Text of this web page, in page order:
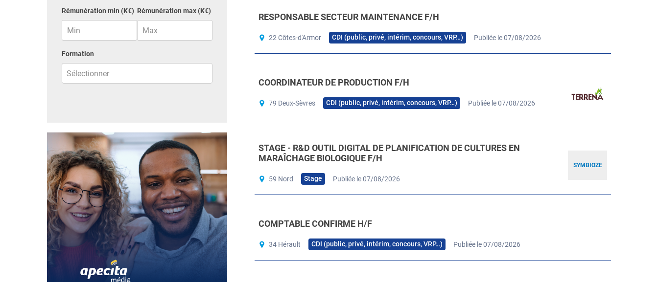
Rémunération min (K€) Rémunération max (K€)
Formation
RESPONSABLE SECTEUR MAINTENANCE F/H
22 Côtes-d'Armor CDI (public, privé, intérim, concours, VRP…) Publiée le 07/08/2026
COORDINATEUR DE PRODUCTION F/H
79 Deux-Sèvres CDI (public, privé, intérim, concours, VRP…) Publiée le 07/08/2026
SYMBIOZE
STAGE - R&D OUTIL DIGITAL DE PLANIFICATION DE CULTURES EN
MARAÎCHAGE BIOLOGIQUE F/H
59 Nord Stage Publiée le 07/08/2026
COMPTABLE CONFIRME H/F
34 Hérault CDI (public, privé, intérim, concours, VRP…) Publiée le 07/08/2026